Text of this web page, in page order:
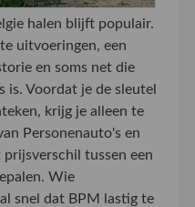
halen blijft populair.
uitvoeringen, een
en soms net die
is. Voordat je de sleutel
krijg je alleen te
Personenauto's en
tussen een
Wie
snel dat BPM lastig te